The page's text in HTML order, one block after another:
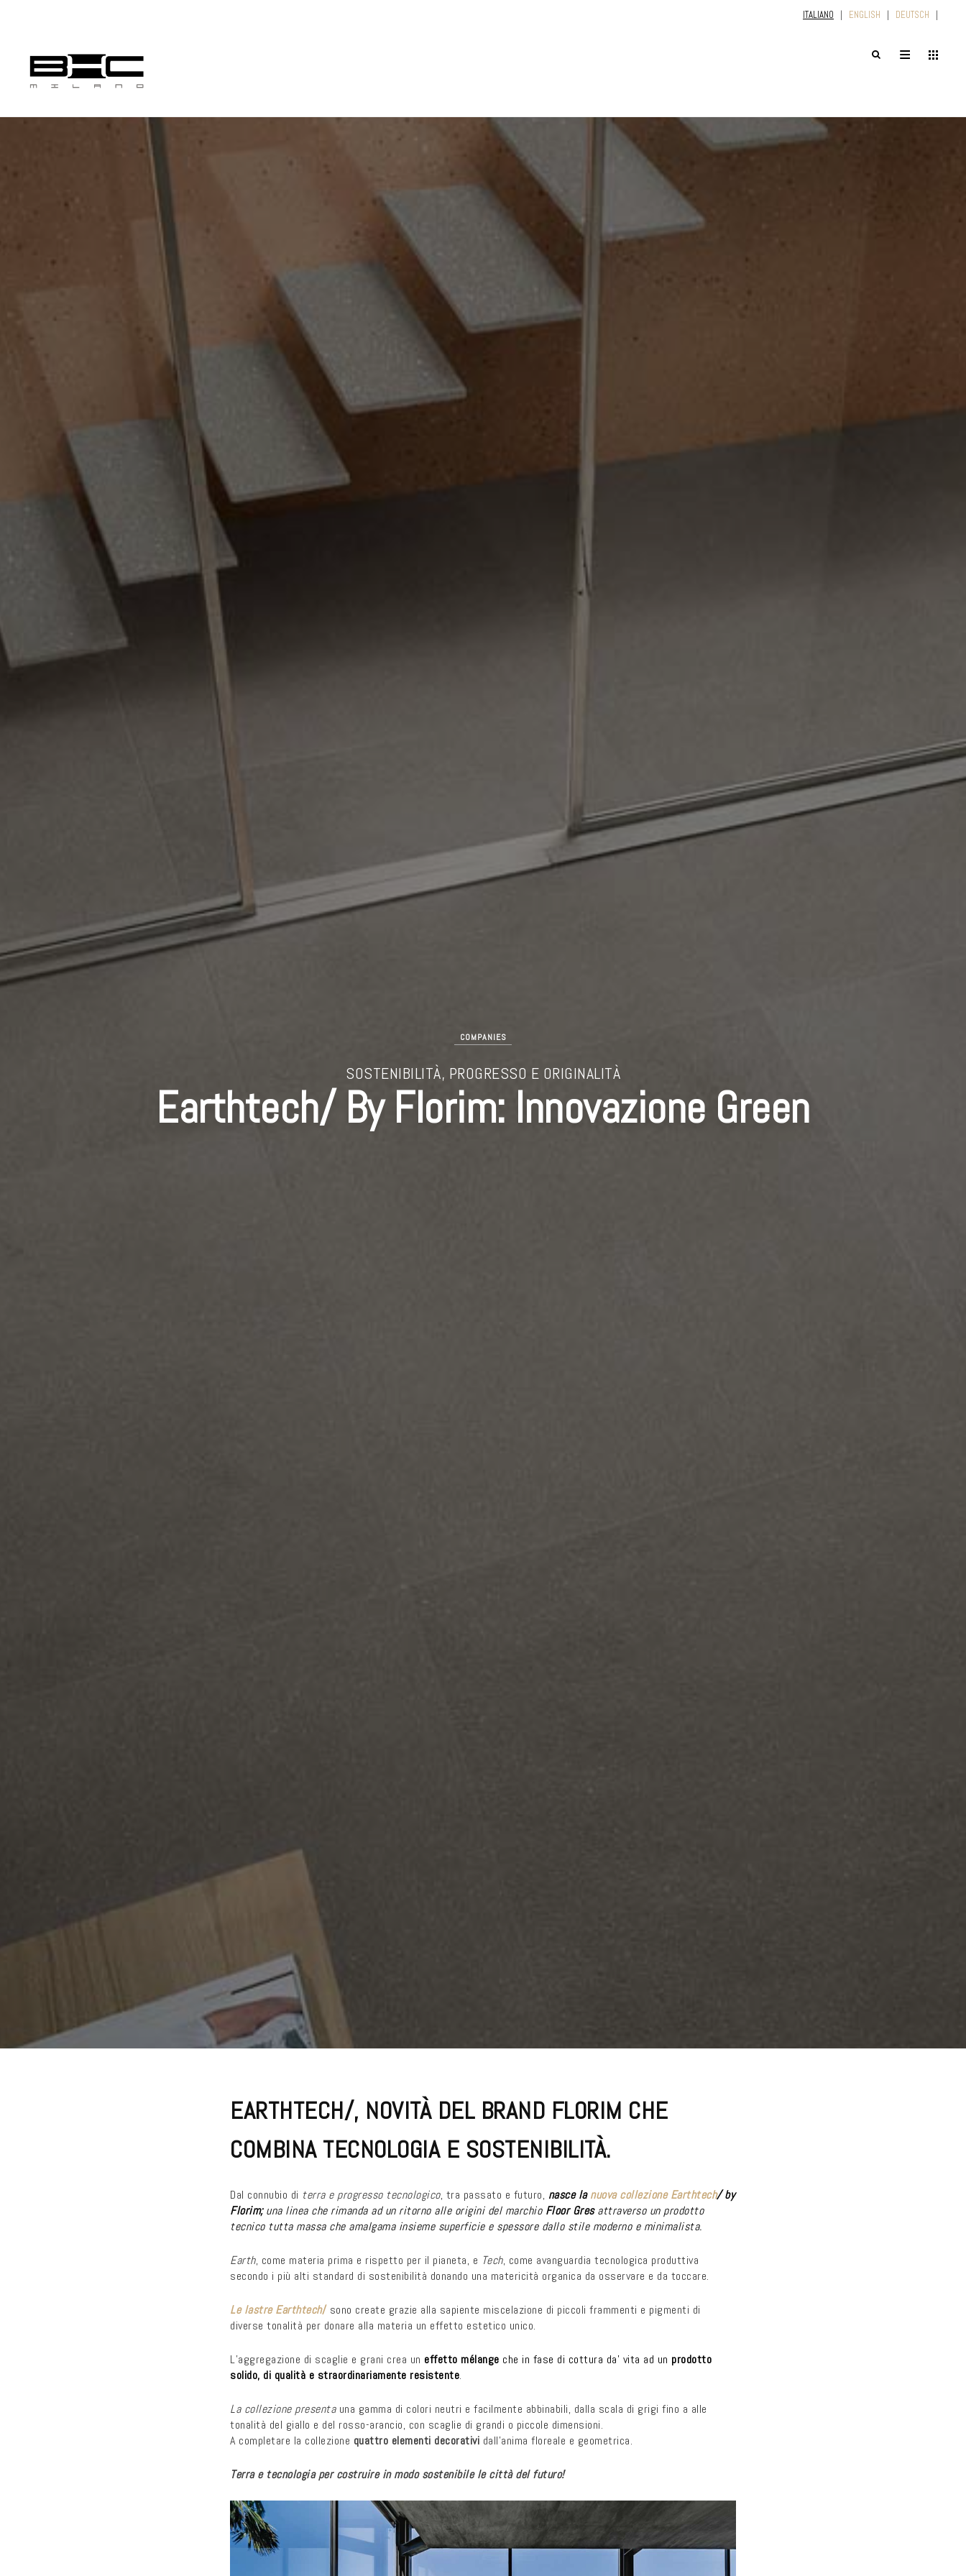
ITALIANO | ENGLISH | DEUTSCH |
COMPANIES
SOSTENIBILITÀ, PROGRESSO E ORIGINALITÀ
Earthtech/ By Florim: Innovazione Green
EARTHTECH/, NOVITÀ DEL BRAND FLORIM CHE
COMBINA TECNOLOGIA E SOSTENIBILITÀ.
Dal connubio di terra e progresso tecnologico, tra passato e futuro, nasce lanuova collezione Earthtech/ by
Florim;una linea che rimanda ad un ritorno alle origini del marchio Floor Gresattraverso un prodotto
tecnico tutta massa che amalgama insieme superficie e spessore dallo stile moderno e minimalista.
Earth, come materia prima e rispetto per il pianeta, e Tech, come avanguardia tecnologica produttiva
secondo i più alti standard di sostenibilità donando una matericità organica da osservare e da toccare.
Le lastre Earthtech/sono create grazie alla sapiente miscelazione di piccoli frammenti e pigmenti di
diverse tonalità per donare alla materia un effetto estetico unico.
L’aggregazione di scaglie e grani crea un effetto mélange che in fase di cottura da’ vita ad un prodotto
solido, di qualità e straordinariamente resistente.
La collezione presenta una gamma di colori neutri e facilmente abbinabili, dalla scala di grigi fino a alle
tonalità del giallo e del rosso-arancio, con scaglie di grandi o piccole dimensioni.
A completare la collezione quattro elementi decorativi dall’anima floreale e geometrica.
Terra e tecnologia per costruire in modo sostenibile le città del futuro!